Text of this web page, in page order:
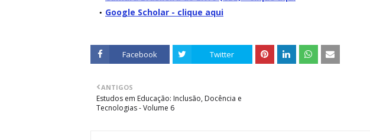
Google Scholar - clique aqui
Facebook Twitter
ANTIGOS
Estudos em Educação: Inclusão, Docência e
Tecnologias - Volume 6